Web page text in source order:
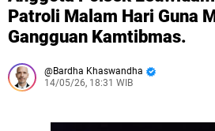
Patroli Malam Hari Guna
Gangguan Kamtibmas.
Bardha Khaswandha
14/05/26, 18:31 WIB